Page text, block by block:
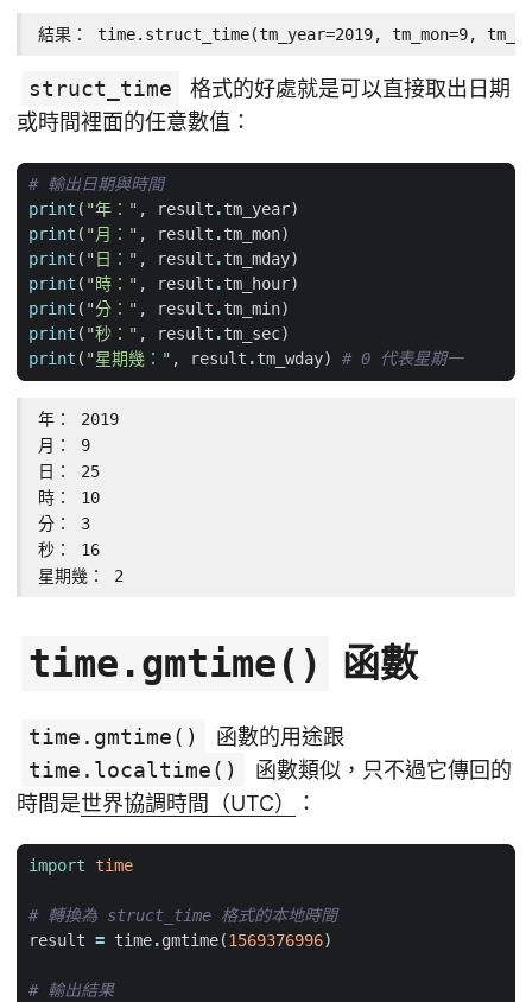
結果： time.struct_time(tm_year=2019, tm_mon=9,
struct_time
格式的好處就是可以直接取出日期
或時間裡面的任意數值：
# 輸出日期與時間
print ( "年：" , result .tm_year)
print ( "月：" , result .tm_mon)
print ( "日：" , result .tm_mday)
print ( "時：" , result .tm_hour)
print ( "分：" , result .tm_min)
print ( "秒：" , result .tm_sec)
print ( "星期幾：" , result .tm_wday) # 0 代表星期一
年： 2019
月： 9
日： 25
時： 10
分： 3
秒： 16
星期幾： 2
time.gmtime() 函數
time.gmtime()
函數的用途跟
time.localtime()
函數類似，只不過它傳回的
時間是世界協調時間（UTC） ：
import time
# 轉換為 struct_time 格式的本地時間
result = time.gmtime(1569376996)
# 輸出結果